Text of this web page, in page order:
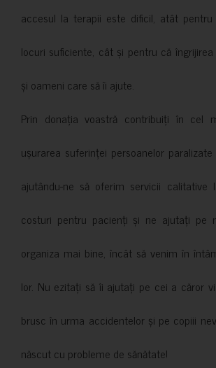
accesul la terapii este dificil, atât
locuri suficiente, cât și pentru că
și oameni care să îi ajute.
Prin donația voastră contribuiți în cel
ușurarea suferinței persoanelor
ajutându-ne să oferim servicii
costuri pentru pacienți și ne ajutați pe
organiza mai bine, încât să venim în
lor. Nu ezitați să îi ajutați pe cei a căror
brusc în urma accidentelor și pe copiii
născut cu probleme de sănătate!